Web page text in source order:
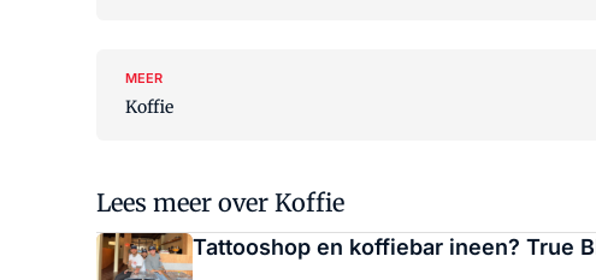
MEER
Koffie
Lees meer over Koffie
Tattooshop en koffiebar ineen? True